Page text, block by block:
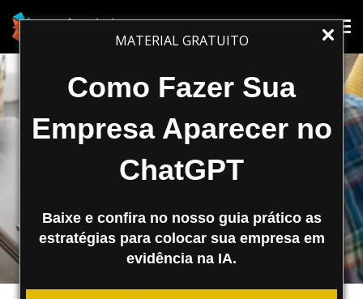
MATERIAL GRATUITO
Como Fazer Sua
Empresa Aparecer no
ChatGPT
Baixe e confira no nosso guia prático as
estratégias para colocar sua empresa em
evidência na IA.